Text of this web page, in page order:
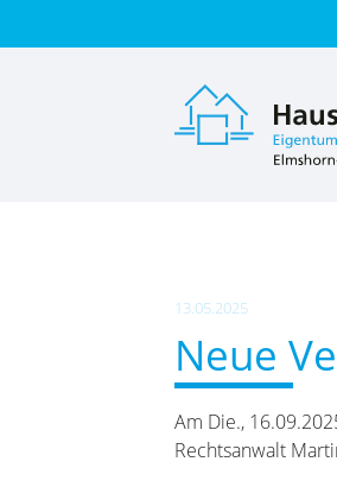
13.05.2025
Neue
Am Die.,
Rechtsanwalt